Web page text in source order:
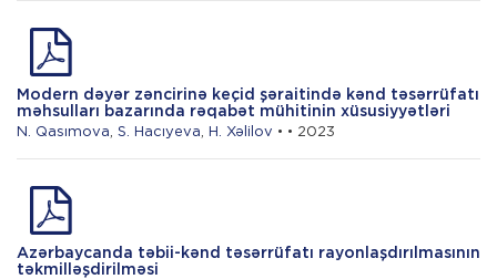
Modern dəyər zəncirinə keçid şəraitində kənd təsərrüfatı
məhsulları bazarında rəqabət mühitinin xüsusiyyətləri
N. Qasımova S. Hacıyeva H. Xəlilov • • 2023
Azərbaycanda təbii-kənd təsərrüfatı rayonlaşdırılmasının
təkmilləşdirilməsi